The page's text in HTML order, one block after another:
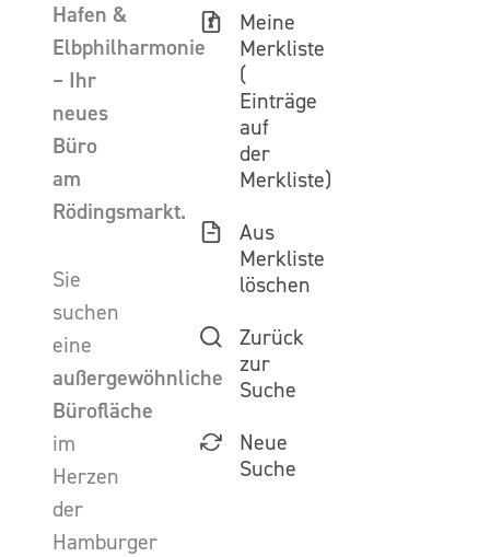
Hafen &
Elbphilharmonie
– Ihr
neues
Büro
am
Rödingsmarkt.
Sie
suchen
eine
außergewöhnliche
Bürofläche
im
Herzen
der
Hamburger
Meine
Merkliste
(
Einträge
auf
der
Merkliste)
Aus
Merkliste
löschen
Zurück
zur
Suche
Neue
Suche